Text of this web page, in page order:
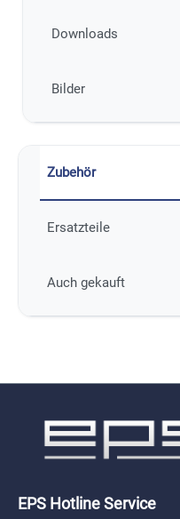
Downloads
Bilder
Zubehör
Ersatzteile
Auch gekauft
EPS Hotline Service